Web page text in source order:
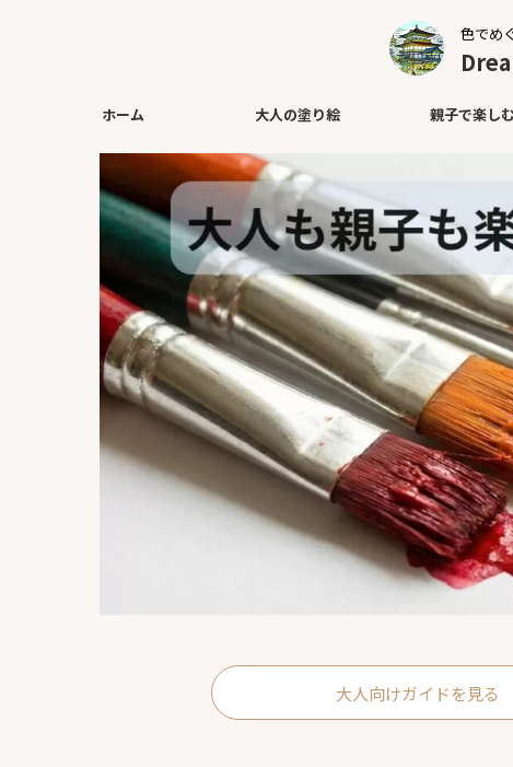
色でめ
ホーム 大人の塗り絵 親子で楽しむ
大人向けガイドを見る